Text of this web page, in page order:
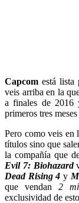
Capcom está lista
veis arriba en la
a finales de 2016
primeros tres
Pero como veis en
títulos sino que
la compañía que
Evil 7: Biohazard
Dead Rising 4 y
que vendan 2
exclusividad de